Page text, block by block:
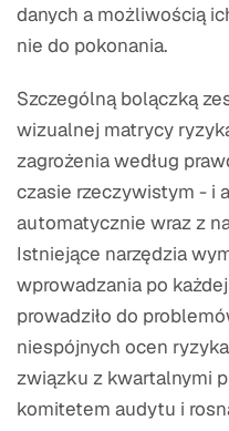
danych a możliwością
nie do pokonania.
Szczególną bolączką
wizualnej matrycy
zagrożenia według
czasie rzeczywistym - i
automatycznie wraz z
Istniejące narzędzia
wprowadzania po
prowadziło do
niespójnych ocen
związku z kwartalnymi
komitetem audytu i